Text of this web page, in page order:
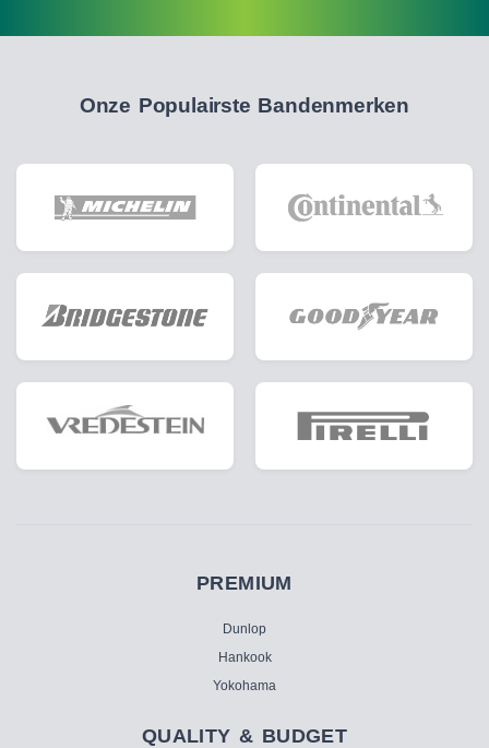
Onze Populairste Bandenmerken
PREMIUM
Dunlop
Hankook
Yokohama
QUALITY & BUDGET